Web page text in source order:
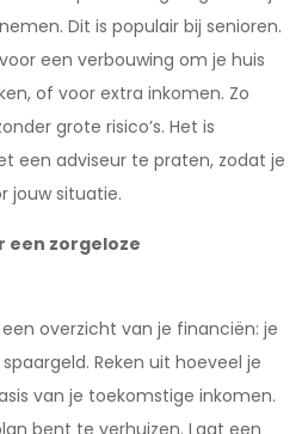
Dit is populair bij senioren.
een verbouwing om je huis
of voor extra inkomen. Zo
grote risico’s. Het is
een adviseur te praten, zodat je
jouw situatie.
een zorgeloze
overzicht van je financiën: je
Reken uit hoeveel je
van je toekomstige inkomen.
bent te verhuizen. Laat een